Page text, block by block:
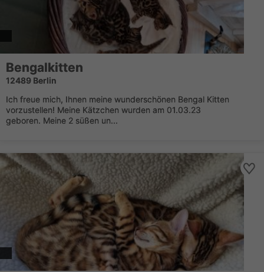
Bengalkitten
12489 Berlin
Ich freue mich, Ihnen meine wunderschönen Bengal Kitten
vorzustellen! Meine Kätzchen wurden am 01.03.23
geboren. Meine 2 süßen un...